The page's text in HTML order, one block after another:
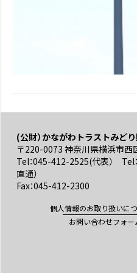
(公財）かながわトラストみど
〒220-0073 神奈川県横浜市
Tel：045-412-2525(代表）
直通）
Fax：045-412-2300
個人情報のお取り扱いに
お問い合わせフォー